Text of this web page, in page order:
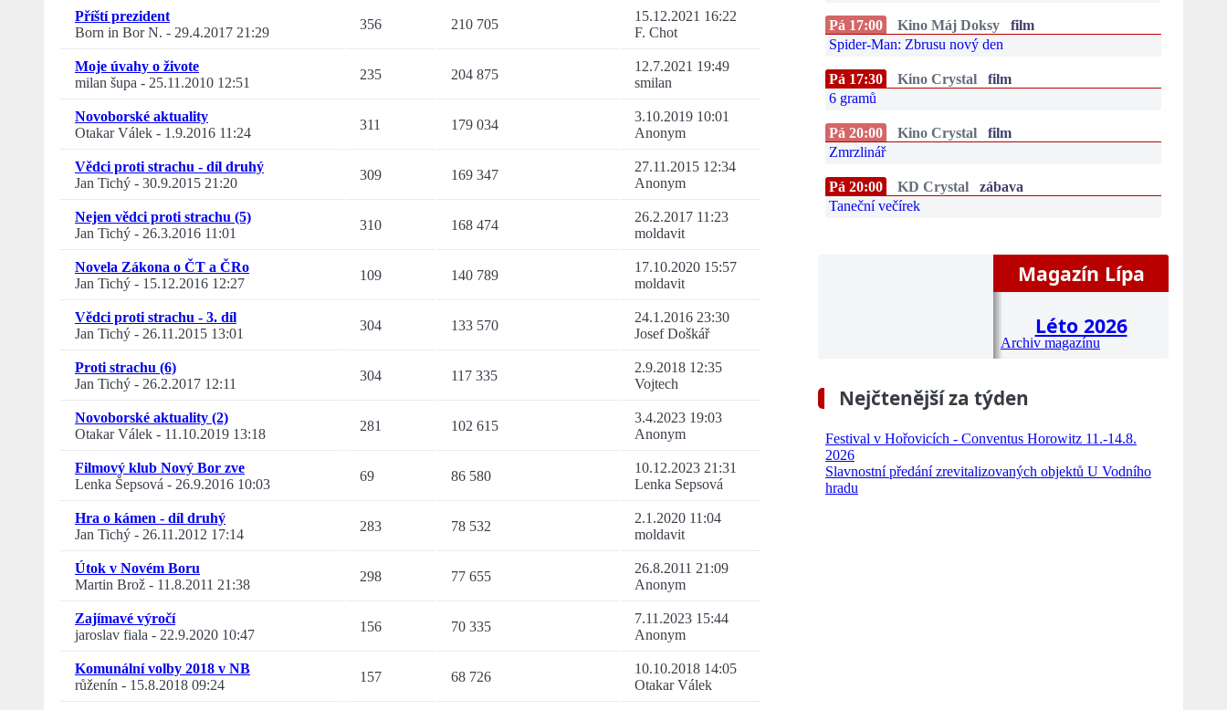
Příští prezident
Born in Bor N. - 29.4.2017 21:29
356 210 705
15.12.2021 16:22
F. Chot
Moje úvahy o živote
milan šupa - 25.11.2010 12:51
235 204 875
12.7.2021 19:49
smilan
Novoborské aktuality
Otakar Válek - 1.9.2016 11:24
311 179 034
3.10.2019 10:01
Anonym
Vědci proti strachu - díl druhý
Jan Tichý - 30.9.2015 21:20
309 169 347
27.11.2015 12:34
Anonym
Nejen vědci proti strachu (5)
Jan Tichý - 26.3.2016 11:01
310 168 474
26.2.2017 11:23
moldavit
Novela Zákona o ČT a ČRo
Jan Tichý - 15.12.2016 12:27
109 140 789
17.10.2020 15:57
moldavit
Vědci proti strachu - 3. díl
Jan Tichý - 26.11.2015 13:01
304 133 570
24.1.2016 23:30
Josef Doškář
Proti strachu (6)
Jan Tichý - 26.2.2017 12:11
304 117 335
2.9.2018 12:35
Vojtech
Novoborské aktuality (2)
Otakar Válek - 11.10.2019 13:18
281 102 615
3.4.2023 19:03
Anonym
Filmový klub Nový Bor zve
Lenka Šepsová - 26.9.2016 10:03
69 86 580
10.12.2023 21:31
Lenka Sepsová
Hra o kámen - díl druhý
Jan Tichý - 26.11.2012 17:14
283 78 532
2.1.2020 11:04
moldavit
Útok v Novém Boru
Martin Brož - 11.8.2011 21:38
298 77 655
26.8.2011 21:09
Anonym
Zajímavé výročí
jaroslav fiala - 22.9.2020 10:47
156 70 335
7.11.2023 15:44
Anonym
Komunální volby 2018 v NB
růženín - 15.8.2018 09:24
157 68 726
10.10.2018 14:05
Otakar Válek
Pá 17:00 Kino Máj Doksy
film
Spider-Man: Zbrusu nový den
Pá 17:30 Kino Crystal
film
6 gramů
Pá 20:00 Kino Crystal
film
Zmrzlinář
Pá 20:00 KD Crystal
zábava
Taneční večírek
Magazín Lípa
Léto 2026
Archiv magazínu
Nejčtenější za týden
Festival v Hořovicích - Conventus Horowitz 11.-14.8.
2026
Slavnostní předání zrevitalizovaných objektů U Vodního
hradu